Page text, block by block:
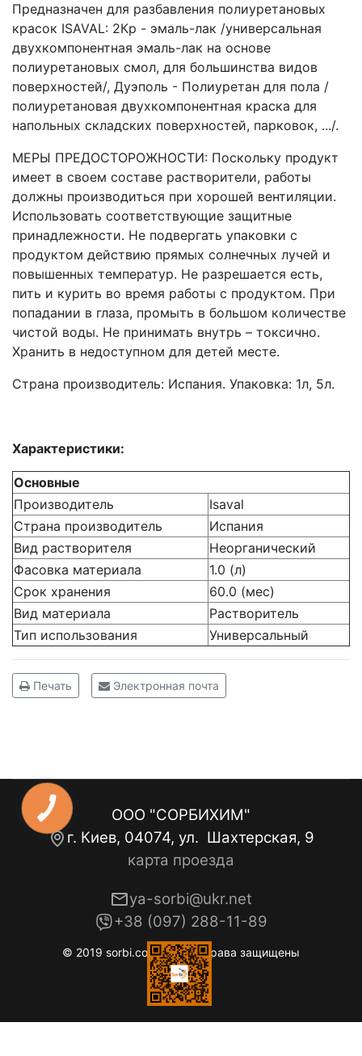
Предназначен для разбавления полиуретановых
красок ISAVAL: 2Кр - эмаль-лак /универсальная
двухкомпонентная эмаль-лак на основе
полиуретановых смол, для большинства видов
поверхностей/, Дуэполь - Полиуретан для пола /
полиуретановая двухкомпонентная краска для
напольных складских поверхностей, парковок, .../.
МЕРЫ ПРЕДОСТОРОЖНОСТИ: Поскольку продукт
имеет в своем составе растворители, работы
должны производиться при хорошей вентиляции.
Использовать соответствующие защитные
принадлежности. Не подвергать упаковки с
продуктом действию прямых солнечных лучей и
повышенных температур. Не разрешается есть,
пить и курить во время работы с продуктом. При
попадании в глаза, промыть в большом количестве
чистой воды. Не принимать внутрь – токсично.
Хранить в недоступном для детей месте.
Страна производитель: Испания. Упаковка: 1л, 5л.
Характеристики:
Основные
Производитель
Isaval
Страна производитель
Испания
Вид растворителя
Неорганический
Фасовка материала
1.0 (л)
Срок хранения
60.0 (мес)
Вид материала
Растворитель
Тип использования
Универсальный
Печать Электронная почта
ООО "СОРБИХИМ"
г. Киев, 04074, ул. Шахтерская, 9
карта проезда
© 2019 sorbi.com.ua. Все права защищены
ya-sorbi@ukr.net
+38 (097) 288-11-89